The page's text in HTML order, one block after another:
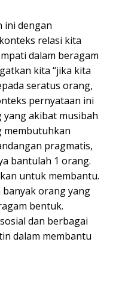
ini dengan
relasi kita
dalam beragam
kita “jika kita
seratus orang,
pernyataan ini
akibat musibah
membutuhkan
pragmatis,
bantulah 1 orang.
untuk membantu.
banyak orang yang
bentuk.
dan berbagai
dalam membantu